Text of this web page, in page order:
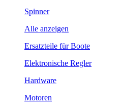
Spinner
Alle anzeigen
Ersatzteile für Boote
Elektronische Regler
Hardware
Motoren